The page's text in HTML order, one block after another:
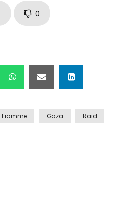
il cambio oro
per un incendio
0
Fiamme Gaza Raid